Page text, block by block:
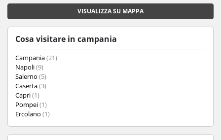
VISUALIZZA SU MAPPA
Cosa visitare in campania
Campania(21)
Napoli(9)
Salerno (5)
Caserta(3)
Capri(1)
Pompei(1)
Ercolano (1)